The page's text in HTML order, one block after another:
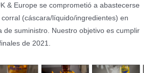
& Europe se comprometió a abastecerse
(cáscara/líquido/ingredientes) en
de suministro. Nuestro objetivo es cumplir
de 2021.